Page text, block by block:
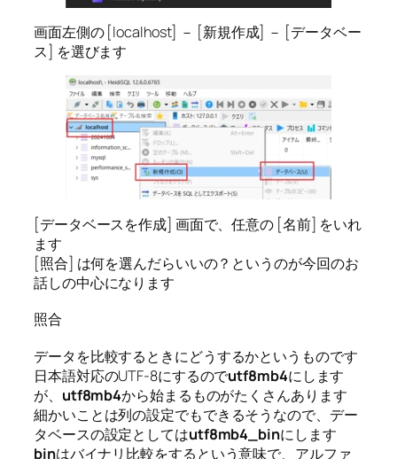
画面左側の [localhost] － [新規作成] － [データベー
ス] を選びます
[データベースを作成] 画面で、任意の [名前] をいれ
ます
[照合] は何を選んだらいいの？というのが今回のお
話しの中心になります
照合
データを比較するときにどうするかというものです
日本語対応のUTF-8にするのでutf8mb4にします
が、 utf8mb4から始まるものがたくさんあります
細かいことは列の設定でもできるそうなので、デー
タベースの設定としてはutf8mb4_binにします
binはバイナリ比較をするという意味で、アルファ